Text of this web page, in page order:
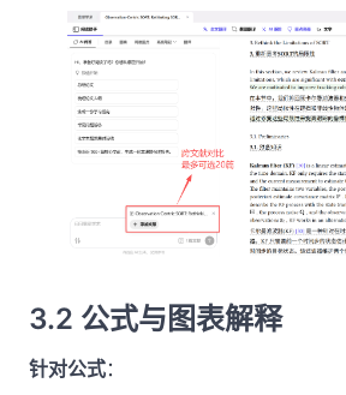
3.2 公式与图表解释
针对公式：